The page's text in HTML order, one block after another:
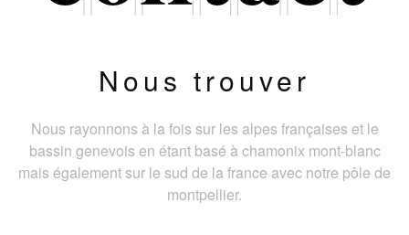
Nous trouver
Nous rayonnons à la fois sur les alpes françaises et le
bassin genevois en étant basé à chamonix mont-blanc
mais également sur le sud de la france avec notre pôle de
montpellier.